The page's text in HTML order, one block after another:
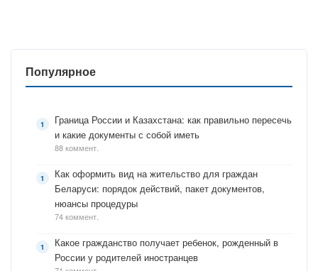
Популярное
Граница России и Казахстана: как правильно пересечь
и какие документы с собой иметь
88 коммент.
Как оформить вид на жительство для граждан
Беларуси: порядок действий, пакет документов,
нюансы процедуры
74 коммент.
Какое гражданство получает ребенок, рожденный в
России у родителей иностранцев